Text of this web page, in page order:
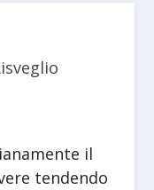
il
tendendo